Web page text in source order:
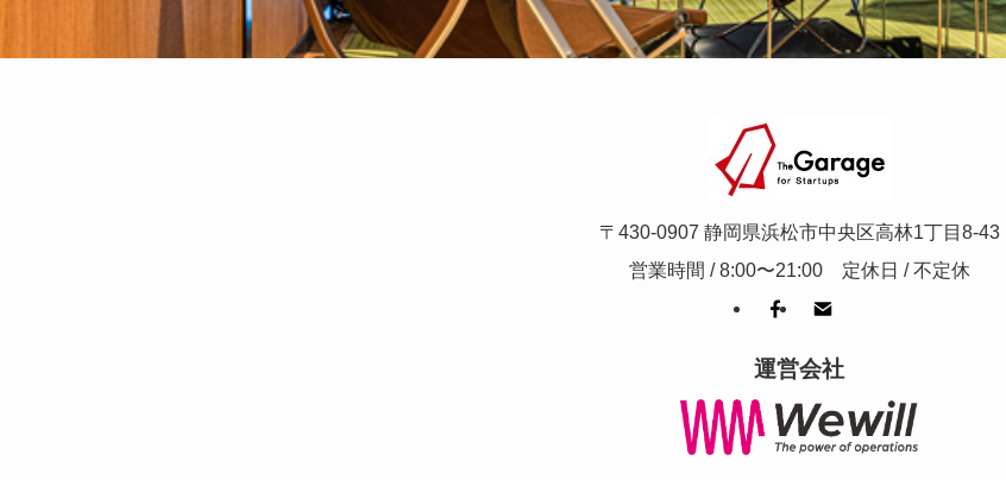
〒430-0907 静岡県浜松市中央区高林1丁目8-43
営業時間 / 8:00〜21:00 定休日 / 不定休
運営会社